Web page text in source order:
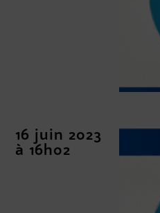
16 juin 2023
à 16h02